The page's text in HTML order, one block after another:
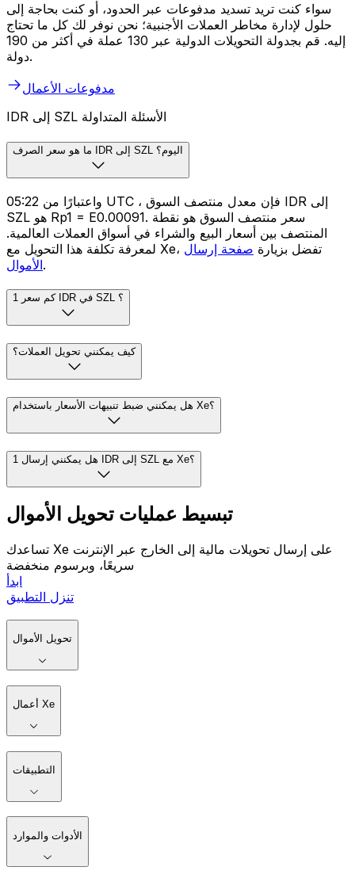
سواء كنت تريد تسديد مدفوعات عبر الحدود، أو كنت بحاجة إلى
حلول لإدارة مخاطر العملات الأجنبية؛ نحن نوفر لك كل ما تحتاج
إليه. قم بجدولة التحويلات الدولية عبر 130 عملة في أكثر من 190
دولة.
مدفوعات الأعمال
IDR إلى SZL الأسئلة المتداولة
ما هو سعر الصرف IDR إلى SZL اليوم؟
واعتبارًا من 05:22 UTC ، فإن معدل منتصف السوق IDR إلى
SZL هو Rp1 = E0.00091. سعر منتصف السوق هو نقطة
المنتصف بين أسعار البيع والشراء في أسواق العملات العالمية.
لمعرفة تكلفة هذا التحويل مع Xe، تفضل بزيارة صفحة إرسال
الأموال.
كم سعر 1 IDR في SZL ؟
كيف يمكنني تحويل العملات؟
هل يمكنني ضبط تنبيهات الأسعار باستخدام Xe؟
هل يمكنني إرسال 1 IDR إلى SZL مع Xe؟
تبسيط عمليات تحويل الأموال
تساعدك Xe على إرسال تحويلات مالية إلى الخارج عبر الإنترنت
سريعًا، وبرسوم منخفضة
ابدأ
تنزل التطبيق
تحويل الأموال
أعمال Xe
التطبيقات
الأدوات والموارد